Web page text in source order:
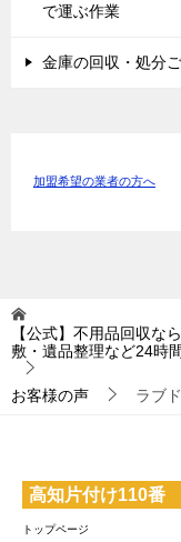
で運ぶ作業
金庫の回収・処分
加盟希望の業者の方へ
【公式】不用品回収な
敷・遺品整理など24時
お客様の声 ラブ
高知片付け110番
トップページ